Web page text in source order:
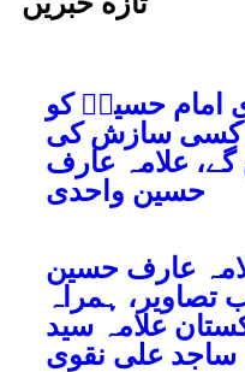
امام حسینؑ کو
کسی سازش کی
گے، علامہ عارف
حسین واحدی
عارف حسین
تصاویر، ہمراہ
علامہ سید
ساجد علی نقوی